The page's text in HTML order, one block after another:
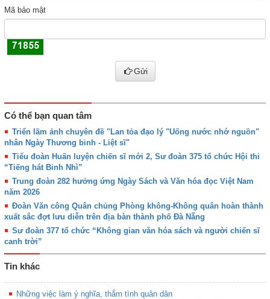
Mã bảo mật
Gửi
Có thể bạn quan tâm
Triển lãm ảnh chuyên đề "Lan tỏa đạo lý "Uống nước nhớ nguồn"
nhân Ngày Thương binh - Liệt sĩ"
Tiểu đoàn Huấn luyện chiến sĩ mới 2, Sư đoàn 375 tổ chức Hội thi
“Tiếng hát Binh Nhì”
Trung đoàn 282 hưởng ứng Ngày Sách và Văn hóa đọc Việt Nam
năm 2026
Đoàn Văn công Quân chủng Phòng không-Không quân hoàn thành
xuất sắc đợt lưu diễn trên địa bàn thành phố Đà Nẵng
Sư đoàn 377 tổ chức “Không gian văn hóa sách và người chiến sĩ
canh trời”
Tin khác
Những việc làm ý nghĩa, thắm tình quân dân